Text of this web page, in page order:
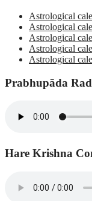
Astrological
Astrological
Astrological
Astrological
Astrological
Prabhupāda
Hare Krishna